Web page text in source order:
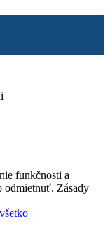
funkčnosti a
odmietnuť. Zásady